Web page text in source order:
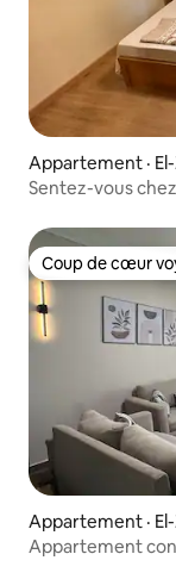
Appartement ·
Sentez-vous
Coup de cœur
Coup de cœur
Appartement ·
Appartement